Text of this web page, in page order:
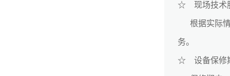
☆ 现场技术
根据实际情
务。
☆ 设备保修